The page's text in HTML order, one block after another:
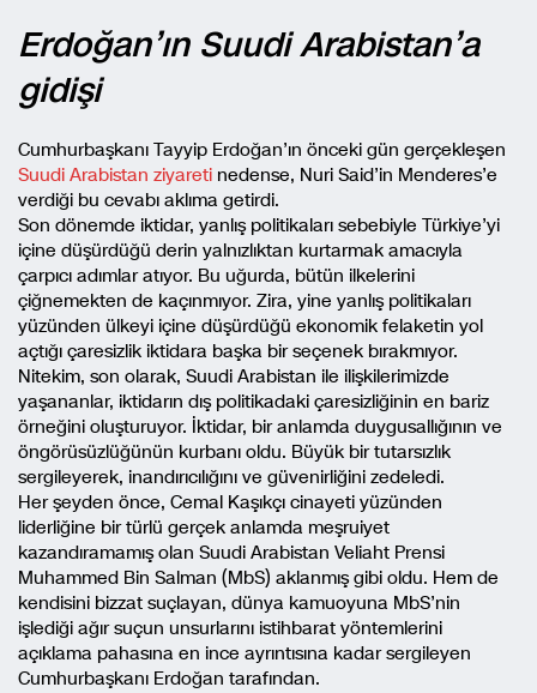
Erdoğan’ın Suudi Arabistan’a
gidişi
Cumhurbaşkanı Tayyip Erdoğan’ın önceki gün gerçekleşen
Suudi Arabistan ziyareti nedense, Nuri Said’in Menderes’e
verdiği bu cevabı aklıma getirdi.
Son dönemde iktidar, yanlış politikaları sebebiyle Türkiye’yi
içine düşürdüğü derin yalnızlıktan kurtarmak amacıyla
çarpıcı adımlar atıyor. Bu uğurda, bütün ilkelerini
çiğnemekten de kaçınmıyor. Zira, yine yanlış politikaları
yüzünden ülkeyi içine düşürdüğü ekonomik felaketin yol
açtığı çaresizlik iktidara başka bir seçenek bırakmıyor.
Nitekim, son olarak, Suudi Arabistan ile ilişkilerimizde
yaşananlar, iktidarın dış politikadaki çaresizliğinin en bariz
örneğini oluşturuyor. İktidar, bir anlamda duygusallığının ve
öngörüsüzlüğünün kurbanı oldu. Büyük bir tutarsızlık
sergileyerek, inandırıcılığını ve güvenirliğini zedeledi.
Her şeyden önce, Cemal Kaşıkçı cinayeti yüzünden
liderliğine bir türlü gerçek anlamda meşruiyet
kazandıramamış olan Suudi Arabistan Veliaht Prensi
Muhammed Bin Salman (MbS) aklanmış gibi oldu. Hem de
kendisini bizzat suçlayan, dünya kamuoyuna MbS’nin
işlediği ağır suçun unsurlarını istihbarat yöntemlerini
açıklama pahasına en ince ayrıntısına kadar sergileyen
Cumhurbaşkanı Erdoğan tarafından.